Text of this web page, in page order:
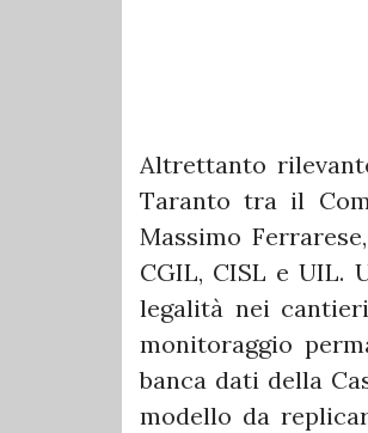
Altrettanto
Taranto tra il
Massimo
CGIL, CISL e UIL.
legalità nei
monitoraggio
banca dati della
modello da